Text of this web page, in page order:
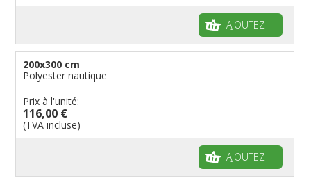
AJOUTEZ
200x300 cm
Polyester nautique
Prix à l'unité:
116,00 €
(TVA incluse)
AJOUTEZ